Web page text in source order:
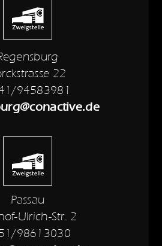
22
94583981
Passau
Ulrich-Str. 2
98613030